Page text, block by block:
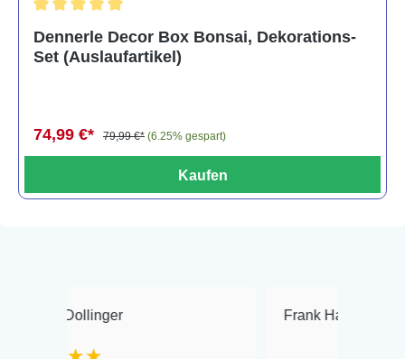
Dennerle Decor Box Bonsai, Dekorations-
Set (Auslaufartikel)
74,99 €* 79,99 €* (6.25% gespart)
Kaufen
Frank Hackmayer